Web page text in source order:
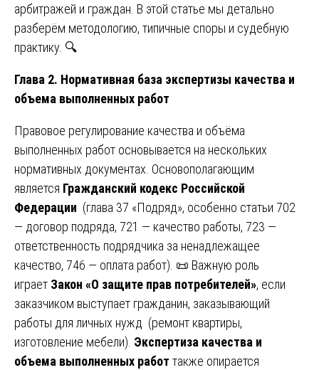
арбитражей и граждан. В этой статье мы детально
разберём методологию, типичные споры и судебную
практику. 🔍
Глава 2. Нормативная база экспертизы качества и
объема выполненных работ
Правовое регулирование качества и объёма
выполненных работ основывается на нескольких
нормативных документах. Основополагающим
является Гражданский кодекс Российской
Федерации (глава 37 «Подряд», особенно статьи 702
— договор подряда, 721 — качество работы, 723 —
ответственность подрядчика за ненадлежащее
качество, 746 — оплата работ). 📜 Важную роль
играет Закон «О защите прав потребителей», если
заказчиком выступает гражданин, заказывающий
работы для личных нужд (ремонт квартиры,
изготовление мебели). Экспертиза качества и
объема выполненных работ также опирается